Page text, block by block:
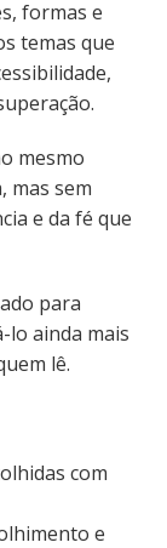
formas e
temas que
mesmo
mas sem
e da fé que
para
ainda mais
lê.
com
e